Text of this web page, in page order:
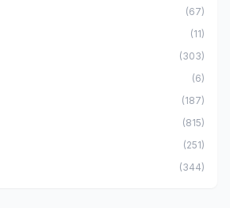
(67)
(11)
(303)
(6)
(187)
(815)
(251)
(344)